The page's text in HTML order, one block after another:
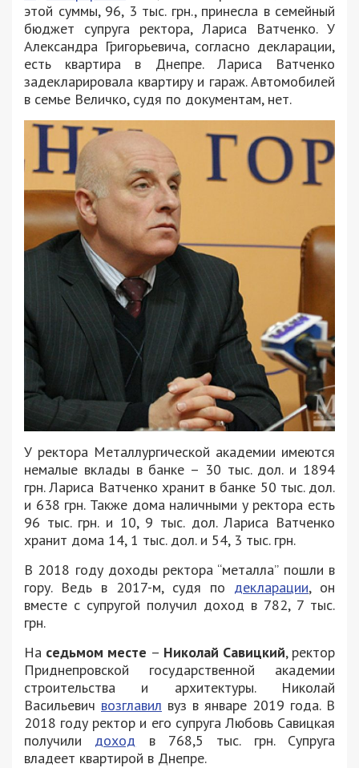
этой суммы, 96, 3 тыс. грн., принесла в семейный
бюджет супруга ректора, Лариса Ватченко. У
Александра Григорьевича, согласно декларации,
есть квартира в Днепре. Лариса Ватченко
задекларировала квартиру и гараж. Автомобилей
в семье Величко, судя по документам, нет.
У ректора Металлургической академии имеются
немалые вклады в банке – 30 тыс. дол. и 1894
грн. Лариса Ватченко хранит в банке 50 тыс. дол.
и 638 грн. Также дома наличными у ректора есть
96 тыс. грн. и 10, 9 тыс. дол. Лариса Ватченко
хранит дома 14, 1 тыс. дол. и 54, 3 тыс. грн.
В 2018 году доходы ректора “металла” пошли в
гору. Ведь в 2017-м, судя по декларации, он
вместе с супругой получил доход в 782, 7 тыс.
грн.
На седьмом месте – Николай Савицкий, ректор
Приднепровской государственной академии
строительства и архитектуры. Николай
Васильевич возглавил вуз в январе 2019 года. В
2018 году ректор и его супруга Любовь Савицкая
получили доход в 768,5 тыс. грн. Супруга
владеет квартирой в Днепре.